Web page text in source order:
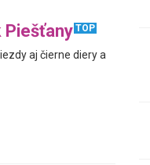
Piešťany TOP
aj čierne diery a